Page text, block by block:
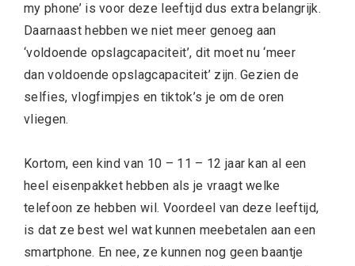
my phone’ is voor deze leeftijd dus extra belangrijk.
Daarnaast hebben we niet meer genoeg aan
‘voldoende opslagcapaciteit’, dit moet nu ‘meer
dan voldoende opslagcapaciteit’ zijn. Gezien de
selfies, vlogfimpjes en tiktok’s je om de oren
vliegen.
Kortom, een kind van 10 – 11 – 12 jaar kan al een
heel eisenpakket hebben als je vraagt welke
telefoon ze hebben wil. Voordeel van deze leeftijd,
is dat ze best wel wat kunnen meebetalen aan een
smartphone. En nee, ze kunnen nog geen baantje